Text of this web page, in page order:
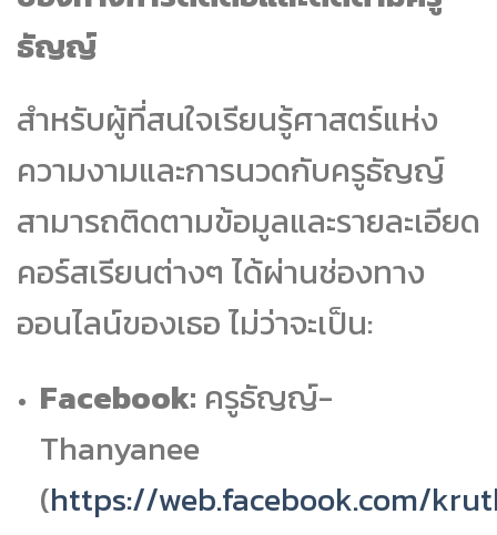
ธัญญ์
สำหรับผู้ที่สนใจเรียนรู้ศาสตร์แห่ง
ความงามและการนวดกับครูธัญญ์
สามารถติดตามข้อมูลและรายละเอียด
คอร์สเรียนต่างๆ ได้ผ่านช่องทาง
ออนไลน์ของเธอ ไม่ว่าจะเป็น:
Facebook: ครูธัญญ์-
Thanyanee
(https://web.facebook.com/